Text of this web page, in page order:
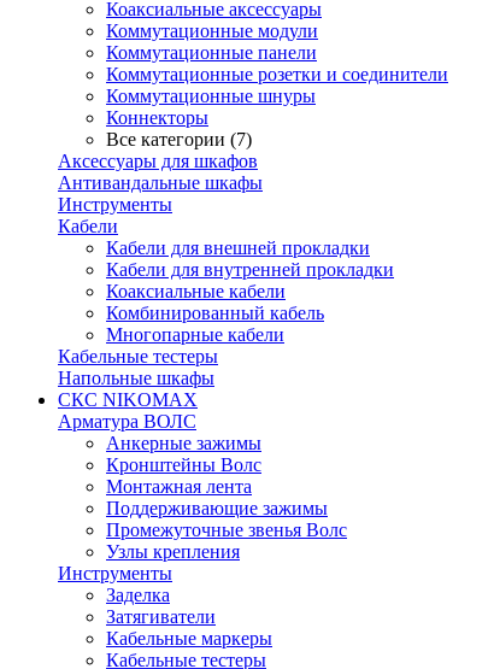
Коаксиальные аксессуары
Коммутационные модули
Коммутационные панели
Коммутационные розетки и соединители
Коммутационные шнуры
Коннекторы
Все категории (7)
Аксессуары для шкафов
Антивандальные шкафы
Инструменты
Кабели
Кабели для внешней прокладки
Кабели для внутренней прокладки
Коаксиальные кабели
Комбинированный кабель
Многопарные кабели
Кабельные тестеры
Напольные шкафы
СКС NIKOMAX
Арматура ВОЛС
Анкерные зажимы
Кронштейны Волс
Монтажная лента
Поддерживающие зажимы
Промежуточные звенья Волс
Узлы крепления
Инструменты
Заделка
Затягиватели
Кабельные маркеры
Кабельные тестеры